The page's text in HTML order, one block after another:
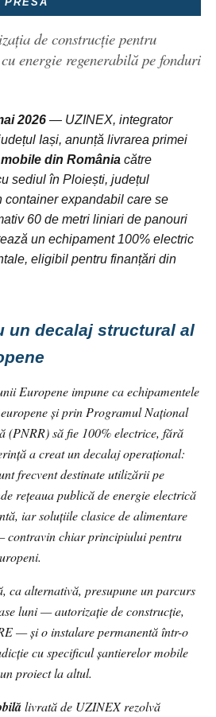
de construcție pentru
energie regenerabilă pe fonduri
2026— UZINEX, integrator
Iași, anunță livrarea primei
din Româniacătre
sediul în Ploiești, județul
expandabil care se
60 de metri liniari de panouri
un echipament 100% electric
eligibil pentru finanțări din
un decalaj structural al
Europene impune ca echipamentele
și prin Programul Național
(PNRR) să fie 100% electrice, fără
a creat un decalaj operațional:
frecvent destinate utilizării pe
rețeaua publică de energie electrică
iar soluțiile clasice de alimentare
contravin chiar principiului pentru
ca alternativă, presupune un parcurs
luni — autorizație de construcție,
— și o instalare permanentă într-o
cu specificul șantierelor mobile
proiect la altul.
livrată de UZINEX rezolvă